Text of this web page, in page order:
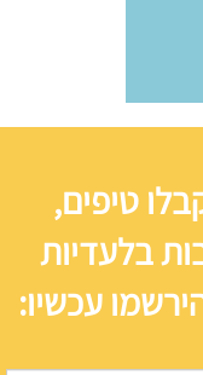
טיפים,
בלעדיות
עכשיו: